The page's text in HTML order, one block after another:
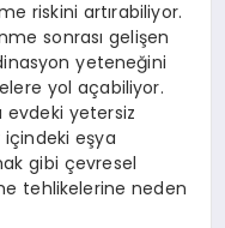
riskini artırabiliyor.
sonrası gelişen
yeteneğini
yol açabiliyor.
evdeki yetersiz
eşya
gibi çevresel
tehlikelerine neden